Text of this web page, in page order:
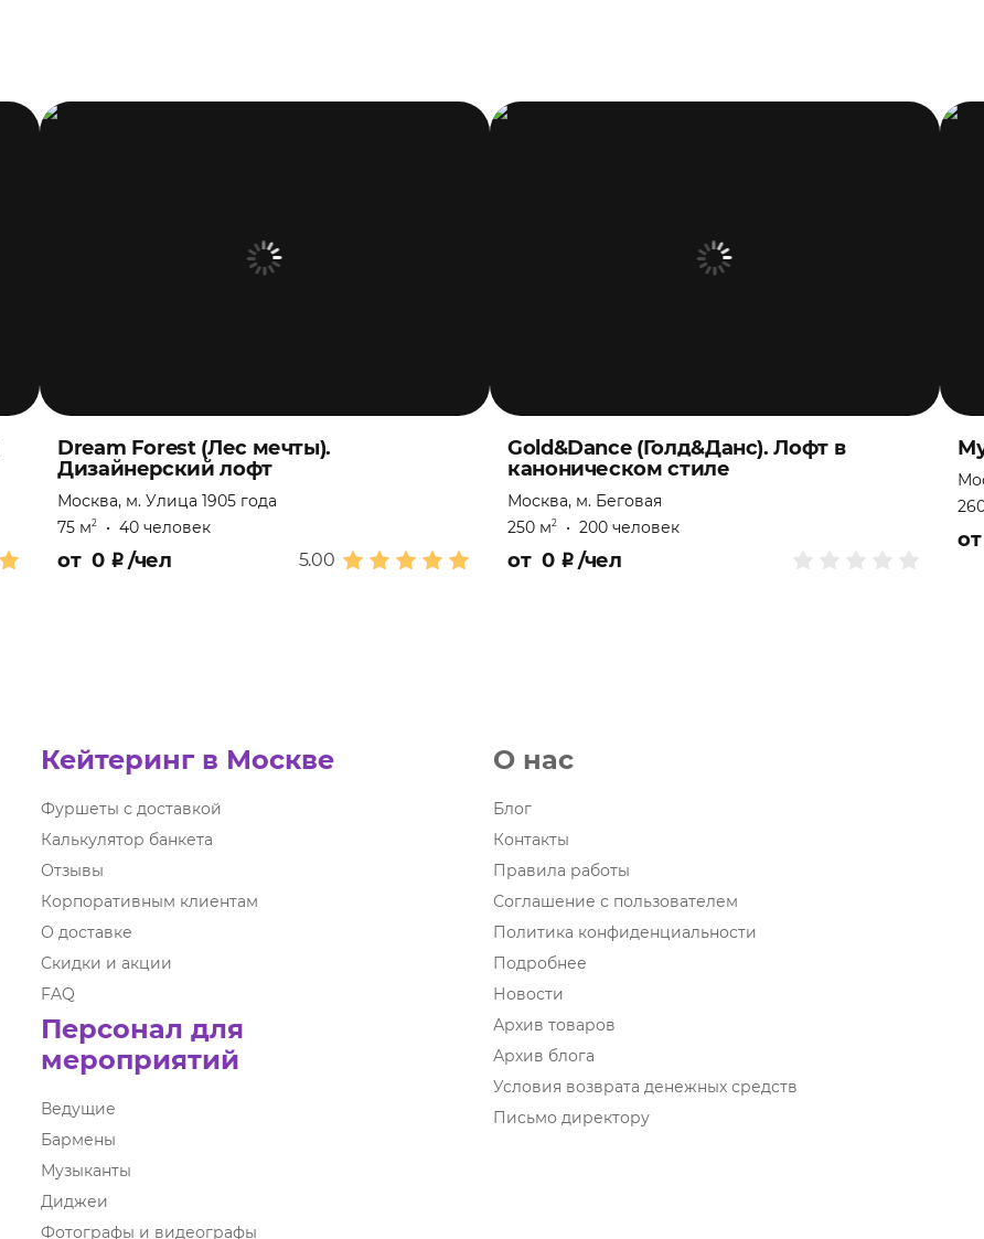
Dream Forest (Лес мечты).
Дизайнерский лофт
Москва, м. Улица 1905 года
75 м2 • 40 человек
5.00
от 0 ₽/чел
Gold&Dance (Голд&Данс). Лофт в
каноническом стиле
Москва, м. Беговая
250 м2 • 200 человек
от 0 ₽/чел
Кейтеринг в Москве
Фуршеты с доставкой
Калькулятор банкета
Отзывы
Корпоративным клиентам
О доставке
Скидки и акции
FAQ
Персонал для
мероприятий
Ведущие
Бармены
Музыканты
Диджеи
Фотографы и видеографы
О нас
Блог
Контакты
Правила работы
Соглашение с пользователем
Политика конфиденциальности
Подробнее
Новости
Архив товаров
Архив блога
Условия возврата денежных средств
Письмо директору